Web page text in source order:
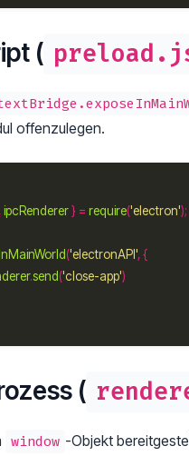
(
offenzulegen.
, ipcRenderer } = require('electron'
('electronAPI'
.send('close-app'
(
window -Objekt